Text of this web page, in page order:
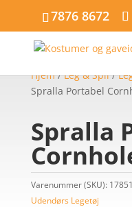
7876 8672
Hjem/Leg & Spil/
Spralla Portabel
Spralla
Varenummer (SKU): 17851
Udendørs Legetøj